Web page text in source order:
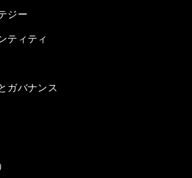
ジー
ティティ
ガバナンス